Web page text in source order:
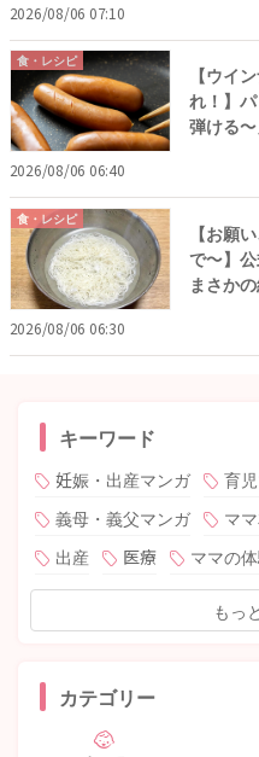
2026/08/06 07:10
食・レシピ
【ウイ
れ！】
弾ける〜
2026/08/06 06:40
食・レシピ
【お願
で〜】
まさか
2026/08/06 06:30
キーワード
妊娠・出産マンガ 育
義母・義父マンガ
マ
出産
医療 ママの
もっ
カテゴリー